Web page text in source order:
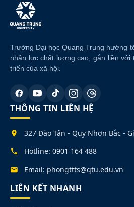
Trường Đại học Quang Trung hướng
nhân lực chất lượng cao, gắn liền với
triển của xã hội.
THÔNG TIN LIÊN HỆ
327 Đào Tấn - Quy Nhơn Bắc -
Hotline: 0901 164 488
Email: phongttts@qtu.edu.vn
LIÊN KẾT NHANH